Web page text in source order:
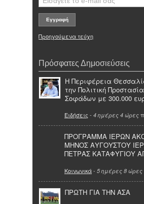
Προηγούμενα τεύχη
Πρόσφατες Δημοσιεύσεις
Η Περιφέρεια
την Πολιτική
Σοφάδων με 300.000
Ειδήσεις - 4 ημέρες 4 ώρες
ΠΡΟΓΡΑΜΜΑ ΙΕΡΩΝ
ΜΗΝΟΣ ΑΥΓΟΥΣΤΟΥ
ΠΕΤΡΑΣ ΚΑΤΑΦΥΓΙΟΥ
Κοινωνικά- 5 ημέρες 8 ώρες
ΠΡΩΤΗ ΓΙΑ ΤΗΝ ΑΣΑ